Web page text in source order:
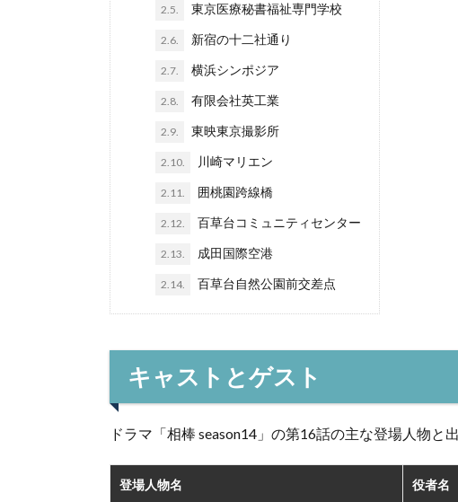
2.5. 東京医療秘書福祉専門学校
2.6. 新宿の十二社通り
2.7. 横浜シンポジア
2.8. 有限会社英工業
2.9. 東映東京撮影所
2.10. 川崎マリエン
2.11. 囲桃園跨線橋
2.12. 百草台コミュニティセンター
2.13. 成田国際空港
2.14. 百草台自然公園前交差点
キャストとゲスト
ドラマ「相棒 season14」の第16話の主な登場人物と
登場人物名 役者名